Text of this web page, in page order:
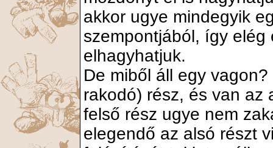
akkor ugye mindegyik
szempontjából, így
elhagyhatjuk.
De miből áll egy
rakodó) rész, és van az
felső rész ugye nem
elegendő az alsó részt